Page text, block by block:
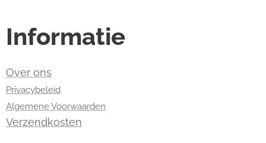
Informatie
Over ons
Privacybeleid
Algemene Voorwaarden
Verzendkosten